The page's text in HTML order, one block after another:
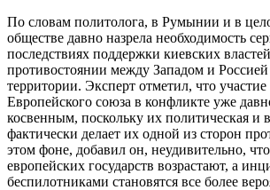
По словам политолога, в Румынии и в
обществе давно назрела необходимость
последствиях поддержки киевских
противостоянии между Западом и
территории. Эксперт отметил, что участие
Европейского союза в конфликте уже
косвенным, поскольку их политическая и
фактически делает их одной из сторон
этом фоне, добавил он, неудивительно,
европейских государств возрастают, а
беспилотниками становятся все более